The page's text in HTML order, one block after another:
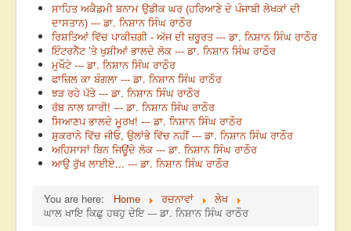
ਸਾਹਿਤ ਅਕੈਡਮੀ ਬਨਾਮ ਉਡੀਕ ਘਰ (ਹਰਿਆਣੇ ਦੇ ਪੰਜਾਬੀ ਲੇਖਕਾਂ ਦੀ
ਦਾਸਤਾਨ) --- ਡਾ. ਨਿਸ਼ਾਨ ਸਿੰਘ ਰਾਠੌਰ
ਰਿਸ਼ਤਿਆਂ ਵਿੱਚ ਪਾਕੀਜ਼ਗੀ - ਅੱਜ ਦੀ ਜ਼ਰੂਰਤ --- ਡਾ. ਨਿਸ਼ਾਨ ਸਿੰਘ ਰਾਠੌਰ
ਇੰਟਰਨੈੱਟ ’ਤੇ ਖੁਸ਼ੀਆਂ ਭਾਲਦੇ ਲੋਕ --- ਡਾ. ਨਿਸ਼ਾਨ ਸਿੰਘ ਰਾਠੌਰ
ਮੁਖੌਟੇ --- ਡਾ. ਨਿਸ਼ਾਨ ਸਿੰਘ ਰਾਠੌਰ
ਫਾਜ਼ਿਲ ਕਾ ਬੰਗਲਾ --- ਡਾ. ਨਿਸ਼ਾਨ ਸਿੰਘ ਰਾਠੌਰ
ਝੜ ਰਹੇ ਪੱਤੇ --- ਡਾ. ਨਿਸ਼ਾਨ ਸਿੰਘ ਰਾਠੌਰ
ਰੱਬ ਨਾਲ ਯਾਰੀ! --- ਡਾ. ਨਿਸ਼ਾਨ ਸਿੰਘ ਰਾਠੌਰ
ਸਿਆਣਪ ਭਾਲਦੇ ਮੂਰਖ! --- ਡਾ. ਨਿਸ਼ਾਨ ਸਿੰਘ ਰਾਠੌਰ
ਸ਼ੁਕਰਾਨੇ ਵਿੱਚ ਜੀਓ, ਉਲਾਂਭੇ ਵਿੱਚ ਨਹੀਂ --- ਡਾ. ਨਿਸ਼ਾਨ ਸਿੰਘ ਰਾਠੌਰ
ਅਹਿਸਾਸਾਂ ਬਿਨ ਜਿਊਂਦੇ ਲੋਕ --- ਡਾ. ਨਿਸ਼ਾਨ ਸਿੰਘ ਰਾਠੌਰ
ਆਉ ਰੁੱਖ ਲਾਈਏ... --- ਡਾ. ਨਿਸ਼ਾਨ ਸਿੰਘ ਰਾਠੌਰ
You are here: Home ਰਚਨਾਵਾਂ
ਲੇਖ
ਘਾਲ ਖਾਇ ਕਿਛੁ ਹਥਹੁ ਦੇਇ --- ਡਾ. ਨਿਸ਼ਾਨ ਸਿੰਘ ਰਾਠੌਰ